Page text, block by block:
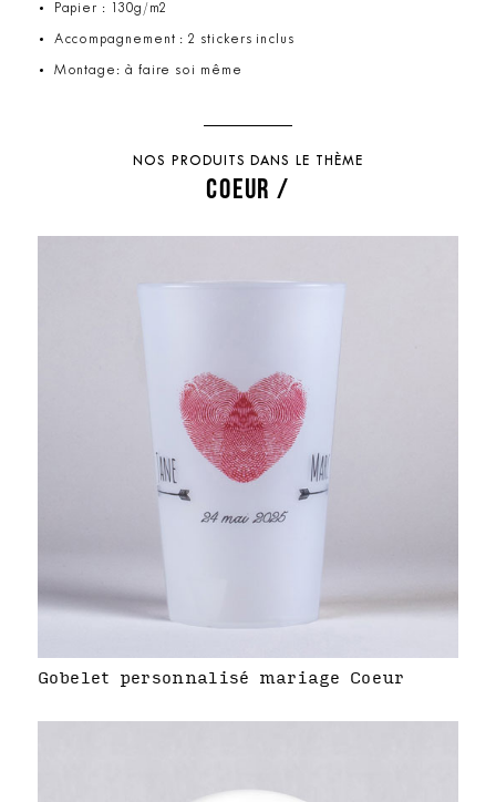
Papier : 130g/m2
Accompagnement : 2 stickers inclus
Montage: à faire soi même
NOS PRODUITS DANS LE THÈME
COEUR /
Gobelet personnalisé mariage Coeur